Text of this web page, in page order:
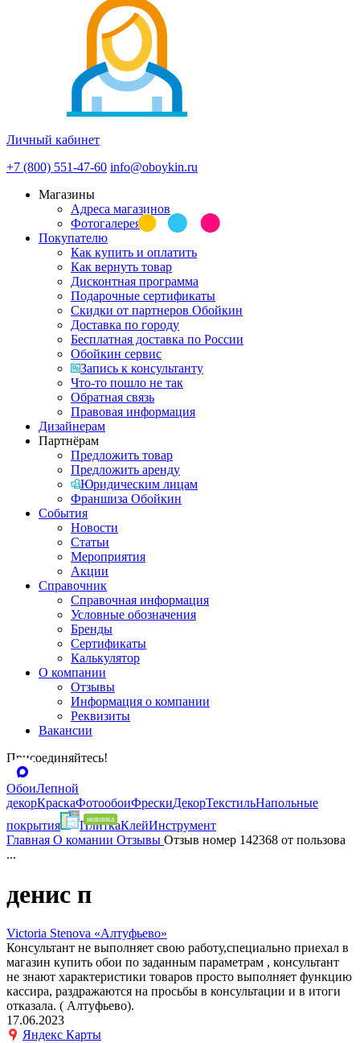
Личный кабинет
+7 (800) 551-47-60 info@oboykin.ru
Магазины
Адреса магазинов
Фотогалерея
Покупателю
Как купить и оплатить
Как вернуть товар
Дисконтная программа
Подарочные сертификаты
Скидки от партнеров Обойкин
Доставка по городу
Бесплатная доставка по России
Обойкин сервис
Запись к консультанту
Что-то пошло не так
Обратная связь
Правовая информация
Дизайнерам
Партнёрам
Предложить товар
Предложить аренду
Юридическим лицам
Франшиза Обойкин
События
Новости
Статьи
Мероприятия
Акции
Справочник
Справочная информация
Условные обозначения
Бренды
Сертификаты
Калькулятор
О компании
Отзывы
Информация о компании
Реквизиты
Вакансии
Присоединяйтесь!
ОбоиЛепной
декорКраскаФотообоиФрескиДекорТекстильНапольные
покрытия
ПлиткаКлейИнструмент
Главная О комании Отзывы Отзыв номер 142368 от пользова
...
денис п
Victoria Stenova «Алтуфьево»
Консультант не выполняет свою работу,специально приехал в
магазин купить обои по заданным параметрам , консультант
не знают характеристики товаров просто выполняет функцию
кассира, раздражаются на просьбы в консультации и в итоги
отказала. ( Алтуфьево).
17.06.2023
Яндекс Карты